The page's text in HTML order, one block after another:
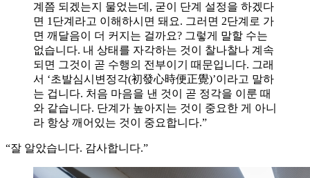
계쯤 되겠는지 물었는데, 굳이 단계 설정을 하겠다
면 1단계라고 이해하시면 돼요. 그러면 2단계로 가
면 깨달음이 더 커지는 걸까요? 그렇게 말할 수는
없습니다. 내 상태를 자각하는 것이 찰나찰나 계속
되면 그것이 곧 수행의 전부이기 때문입니다. 그래
서 ‘초발심시변정각(初發心時便正覺)’이라고 말하
는 겁니다. 처음 마음을 낸 것이 곧 정각을 이룬 때
와 같습니다. 단계가 높아지는 것이 중요한 게 아니
라 항상 깨어있는 것이 중요합니다.”
“잘 알았습니다. 감사합니다.”